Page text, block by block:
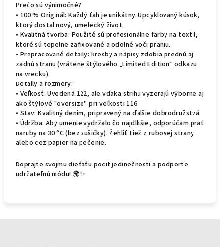
Prečo sú výnimočné?
• 100 % Originál: Každý ťah je unikátny. Upcyklovaný kúsok,
ktorý dostal nový, umelecký život.
• Kvalitná tvorba: Použité sú profesionálne farby na textil,
ktoré sú tepelne zafixované a odolné voči praniu.
• Prepracované detaily: kresby a nápisy zdobia prednú aj
zadnú stranu (vrátene štýlového „Limited Edition“ odkazu
na vrecku).
Detaily a rozmery:
• Veľkosť: Uvedená 122, ale vďaka strihu vyzerajú výborne aj
ako štýlové "oversize" pri veľkosti 116.
• Stav: Kvalitný denim, pripravený na ďalšie dobrodružstvá.
• Údržba: Aby umenie vydržalo čo najdlhšie, odporúčam prať
naruby na 30 °C (bez sušičky). Žehliť tiež z rubovej strany
alebo cez papier na pečenie.
Doprajte svojmu dieťaťu pocit jedinečnosti a podporte
udržateľnú módu! 🌍✨